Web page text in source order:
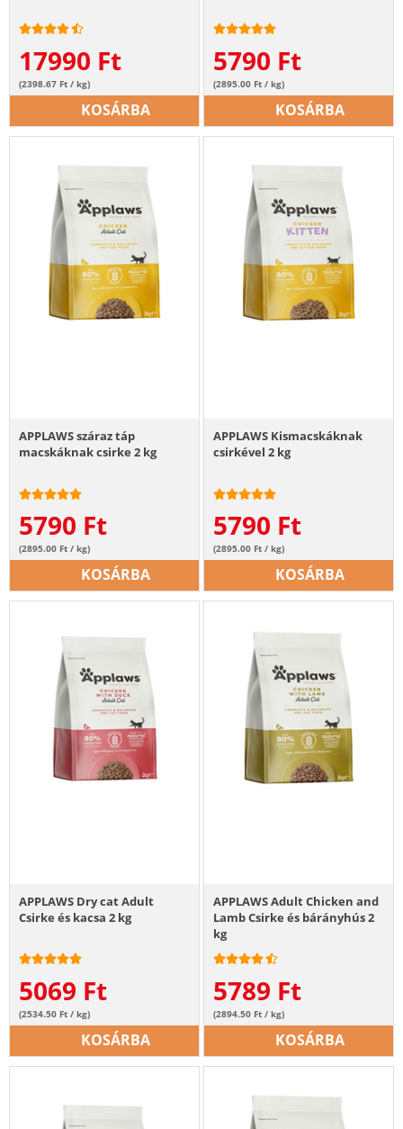
17990 Ft
(2398.67 Ft / kg)
KOSÁRBA
5790 Ft
(2895.00 Ft / kg)
KOSÁRBA
APPLAWS száraz táp
macskáknak csirke 2 kg
5790 Ft
(2895.00 Ft / kg)
KOSÁRBA
APPLAWS Kismacskáknak
csirkével 2 kg
5790 Ft
(2895.00 Ft / kg)
KOSÁRBA
APPLAWS Dry cat Adult
Csirke és kacsa 2 kg
5069 Ft
(2534.50 Ft / kg)
KOSÁRBA
APPLAWS Adult Chicken and
Lamb Csirke és bárányhús 2
kg
5789 Ft
(2894.50 Ft / kg)
KOSÁRBA